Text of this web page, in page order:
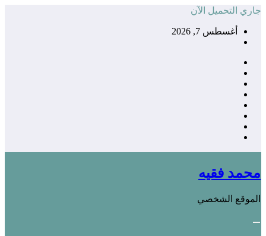
التجاوز
المحتوى
جاري التحميل الآن
أغسطس 7, 2026
محمد فقيه
الموقع الشخصي